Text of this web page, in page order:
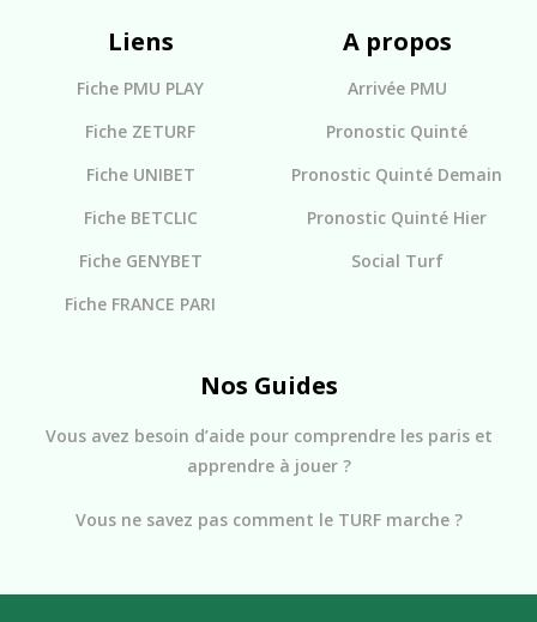
Liens
Fiche PMU PLAY
Fiche ZETURF
Fiche UNIBET
Fiche BETCLIC
Fiche GENYBET
Fiche FRANCE PARI
A propos
Arrivée PMU
Pronostic Quinté
Pronostic Quinté Demain
Pronostic Quinté Hier
Social Turf
Nos Guides
Vous avez besoin d’aide pour comprendre les paris et
apprendre à jouer ?
Vous ne savez pas comment le TURF marche ?